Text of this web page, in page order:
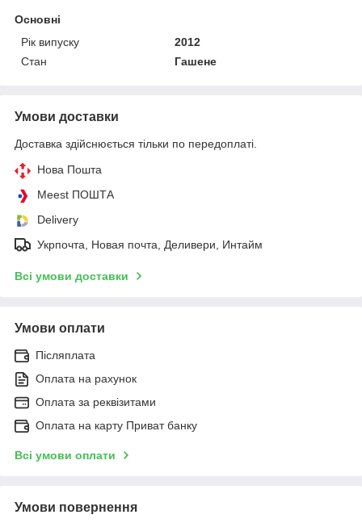
Основні
Рік випуску
2012
Стан
Гашене
Умови доставки
Доставка здійснюється тільки по передоплаті.
Нова Пошта
Meest ПОШТА
Delivery
Укрпочта, Новая почта, Деливери, Интайм
Всі умови доставки
Умови оплати
Післяплата
Оплата на рахунок
Оплата за реквізитами
Оплата на карту Приват банку
Всі умови оплати
Умови повернення